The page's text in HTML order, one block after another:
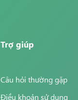
Trợ giúp
Câu hỏi thường gặp
Điều khoản sử dụng